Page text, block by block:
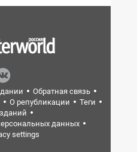
Обратная связь
О републикации
Теги
данных
settings